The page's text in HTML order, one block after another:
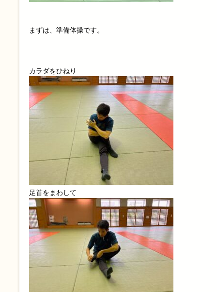
まずは、準備体操です。
カラダをひねり
足首をまわして